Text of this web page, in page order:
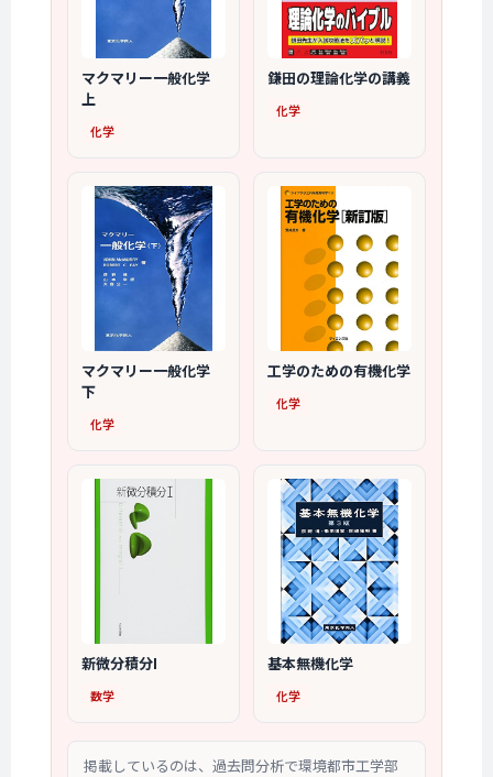
マクマリー一般化学
上
化学
鎌田の理論化学の講義
化学
マクマリー一般化学
下
化学
工学のための有機化学
化学
新微分積分I
数学
基本無機化学
化学
掲載しているのは、過去問分析で環境都市工学部